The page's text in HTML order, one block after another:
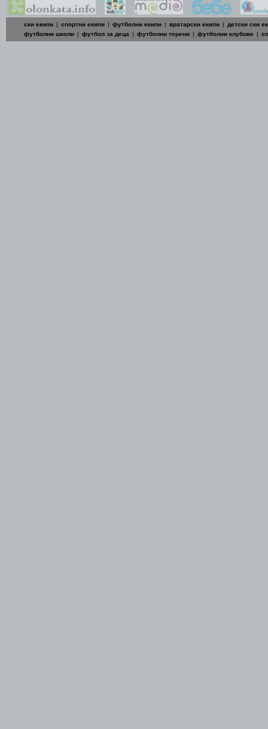
ски екипи | спортни екипи | футболни екипи | вратарски екипи |
детски ски
футболни школи | футбол за деца | футболни терени | футболни клубове |